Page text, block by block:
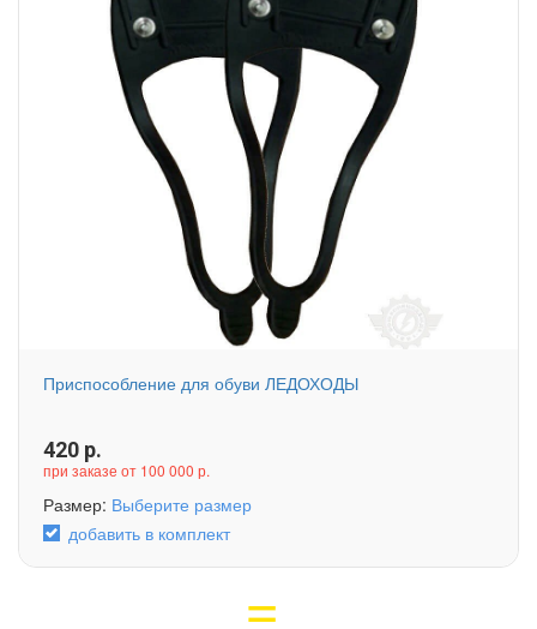
Приспособление для обуви ЛЕДОХОДЫ
420 р.
при заказе от 100 000 р.
Размер: Выберите размер
добавить в комплект